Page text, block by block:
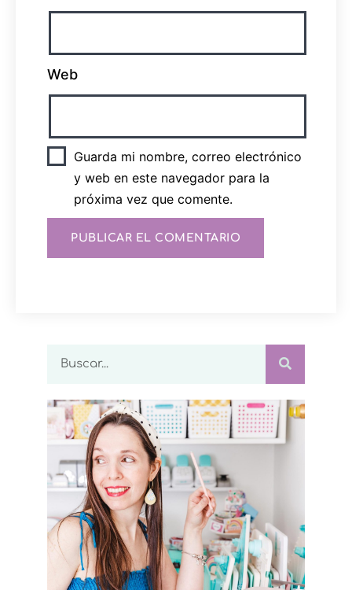
Web
Guarda mi nombre, correo electrónico
y web en este navegador para la
próxima vez que comente.